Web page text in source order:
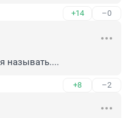
+14 –0
называть....
+8 –2